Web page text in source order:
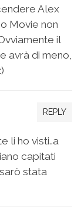
Alex
Movie non
il
avrà di meno,
REPLY
li ho visti..a
capitati
stata